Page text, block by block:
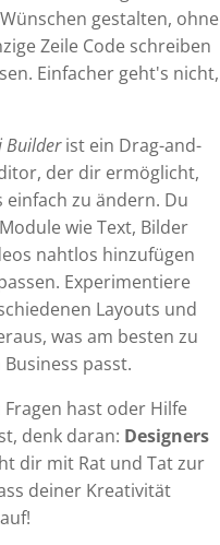
gestalten, ohne
Zeile Code schreiben
Einfacher geht's nicht,
Builderist ein Drag-and-
der dir ermöglicht,
einfach zu ändern. Du
wie Text, Bilder
nahtlos hinzufügen
Experimentiere
Layouts und
was am besten zu
passt.
Fragen hast oder Hilfe
denk daran: Designers
dir mit Rat und Tat zur
deiner Kreativität